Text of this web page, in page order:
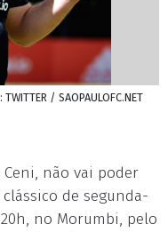
/ SAOPAULOFC.NET
Ceni, não vai poder
de segunda-
no Morumbi, pelo